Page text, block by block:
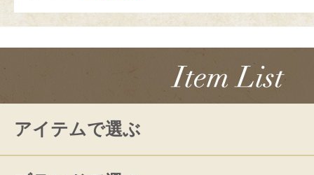
アイテムで選ぶ